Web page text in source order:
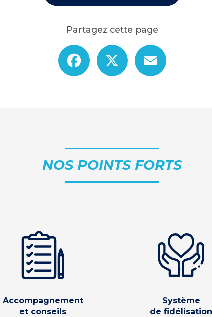
Partagez cette page
Facebook
NOS POINTS FORTS
Accompagnement
et conseils
Système
de fidélisation